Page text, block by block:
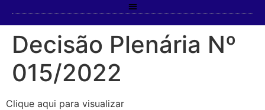
Decisão Plenária Nº
015/2022
Clique aqui para visualizar